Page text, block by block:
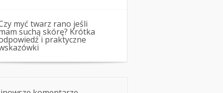
myć twarz rano jeśli
suchą skórę? Krótka
i praktyczne